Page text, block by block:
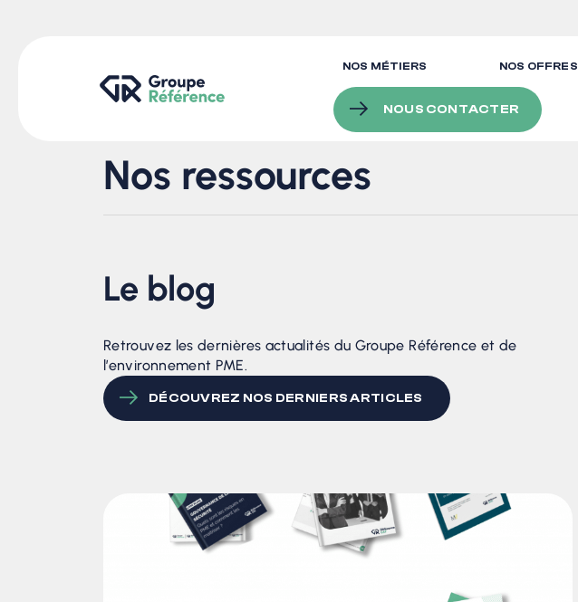
NOS MÉTIERS NOS OFFRES
NOUS CONTACTER
Nos ressources
Le blog
Retrouvez les dernières actualités du Groupe Référence et de
l’environnement PME.
DÉCOUVREZ NOS DERNIERS ARTICLES